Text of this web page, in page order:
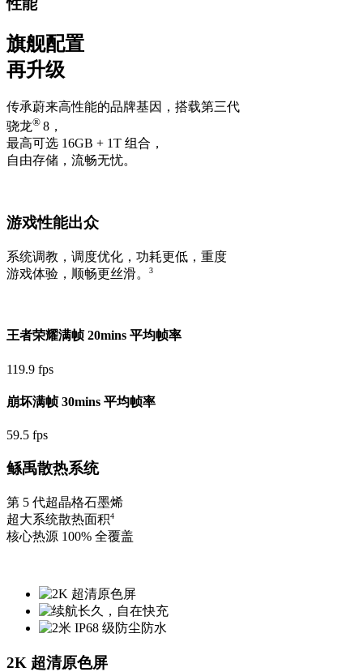
性能
旗舰配置
再升级
传承蔚来高性能的品牌基因，搭载第三代
骁龙® 8，
最高可选 16GB + 1T 组合，
自由存储，流畅无忧。
游戏性能出众
系统调教，调度优化，功耗更低，重度
游戏体验，顺畅更丝滑。
3
王者荣耀满帧 20mins 平均帧率
119.9 fps
崩坏满帧 30mins 平均帧率
59.5 fps
鲧禹散热系统
第 5 代超晶格石墨烯
超大系统散热面积4
核心热源 100% 全覆盖
2K 超清原色屏